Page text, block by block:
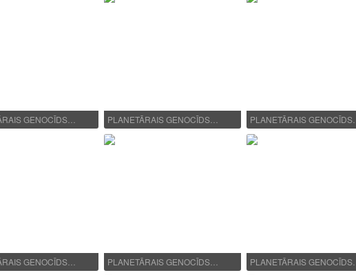
GENOCĪDS… PLANETĀRAIS GENOCĪDS… PLANETĀRAIS GENOCĪDS…
GENOCĪDS… PLANETĀRAIS GENOCĪDS… PLANETĀRAIS GENOCĪDS…